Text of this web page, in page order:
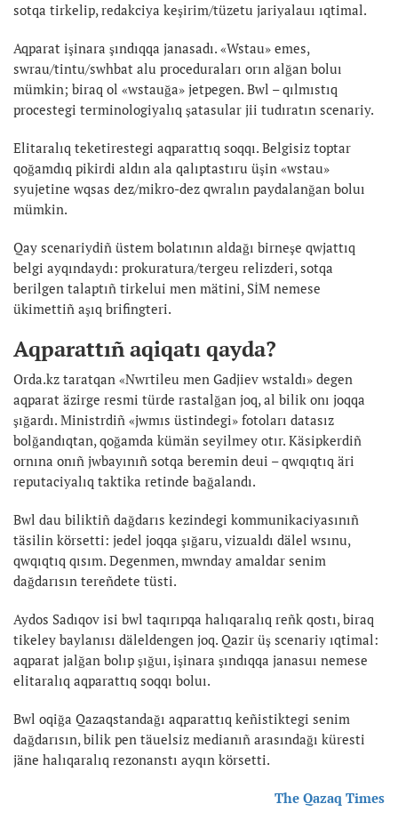
sotqa tirkelip, redakciya keşirim/tüzetu jariyalauı ıqtimal.
Aqparat işinara şındıqqa janasadı. «Wstau» emes,
swrau/tintu/swhbat alu proceduraları orın alğan boluı
mümkin; biraq ol «wstauğa» jetpegen. Bwl – qılmıstıq
procestegi terminologiyalıq şatasular jii tudıratın scenariy.
Elitaralıq teketirestegi aqparattıq soqqı. Belgisiz toptar
qoğamdıq pikirdi aldın ala qalıptastıru üşin «wstau»
syujetine wqsas dez/mikro-dez qwralın paydalanğan boluı
mümkin.
Qay scenariydiñ üstem bolatının aldağı birneşe qwjattıq
belgi ayqındaydı: prokuratura/tergeu relizderi, sotqa
berilgen talaptıñ tirkelui men mätini, SİM nemese
ükimettiñ aşıq brifingteri.
Aqparattıñ aqiqatı qayda?
Orda.kz taratqan «Nwrtileu men Gadjiev wstaldı» degen
aqparat äzirge resmi türde rastalğan joq, al bilik onı joqqa
şığardı. Ministrdiñ «jwmıs üstindegi» fotoları datasız
bolğandıqtan, qoğamda kümän seyilmey otır. Käsipkerdiñ
ornına onıñ jwbayınıñ sotqa beremin deui – qwqıqtıq äri
reputaciyalıq taktika retinde bağalandı.
Bwl dau biliktiñ dağdarıs kezindegi kommunikaciyasınıñ
täsilin körsetti: jedel joqqa şığaru, vizualdı dälel wsınu,
qwqıqtıq qısım. Degenmen, mwnday amaldar senim
dağdarısın tereñdete tüsti.
Aydos Sadıqov isi bwl taqırıpqa halıqaralıq reñk qostı, biraq
tikeley baylanısı däleldengen joq. Qazir üş scenariy ıqtimal:
aqparat jalğan bolıp şığuı, işinara şındıqqa janasuı nemese
elitaralıq aqparattıq soqqı boluı.
Bwl oqiğa Qazaqstandağı aqparattıq keñistiktegi senim
dağdarısın, bilik pen täuelsiz medianıñ arasındağı küresti
jäne halıqaralıq rezonanstı ayqın körsetti.
The Qazaq Times